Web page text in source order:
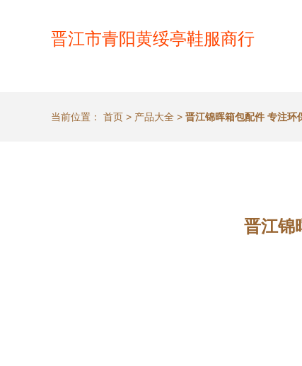
晋江市青阳黄绥亭鞋服商行
当前位置： 首页 > 产品大全 > 晋江锦晖箱包配件 专注环
晋江锦